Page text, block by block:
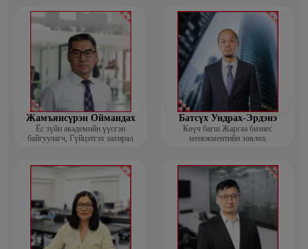
Жамъянсүрэн Оймандах
Ёс зүйн академийн үүсгэн
байгуулагч, Гүйцэтгэх захирал
Батсүх Ундрах-Эрдэнэ
Көүч багш Жаргаа бизнес
менежментийн зөвлөх